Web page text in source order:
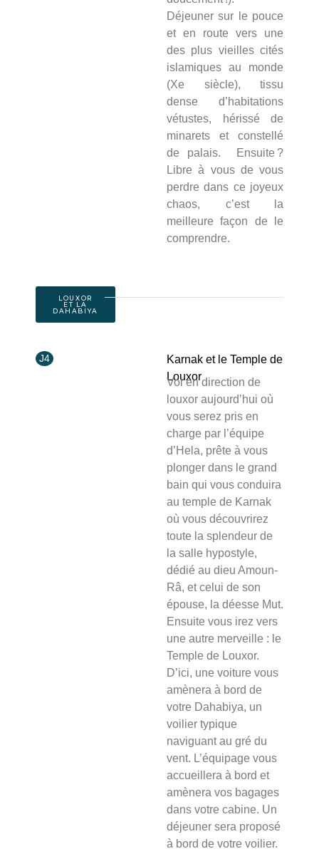
Déjeuner sur le pouce
et en route vers une
des plus vieilles cités
islamiques au monde
(Xe siècle), tissu
dense d’habitations
vétustes, hérissé de
minarets et constellé
de palais. Ensuite ?
Libre à vous de vous
perdre dans ce joyeux
chaos, c’est la
meilleure façon de le
comprendre.
LOUXOR
ET LA
DAHABIYA
J4
Karnak et le Temple de
Louxor
Vol en direction de
louxor aujourd’hui où
vous serez pris en
charge par l’équipe
d’Hela, prête à vous
plonger dans le grand
bain qui vous conduira
au temple de Karnak
où vous découvrirez
toute la splendeur de
la salle hypostyle,
dédié au dieu Amoun-
Râ, et celui de son
épouse, la déesse Mut.
Ensuite vous irez vers
une autre merveille : le
Temple de Louxor.
D’ici, une voiture vous
amènera à bord de
votre Dahabiya, un
voilier typique
naviguant au gré du
vent. L’équipage vous
accueillera à bord et
amènera vos bagages
dans votre cabine. Un
déjeuner sera proposé
à bord de votre voilier.